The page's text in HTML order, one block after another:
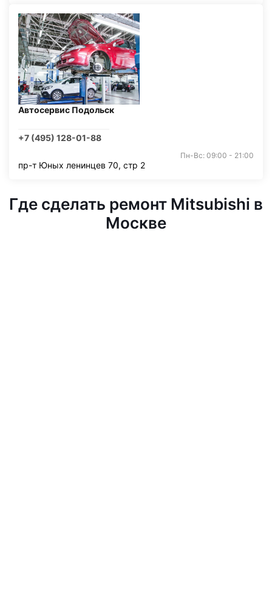
Автосервис Подольск
+7 (495) 128-01-88
Пн-Вс: 09:00 - 21:00
пр-т Юных ленинцев 70, стр 2
Где сделать ремонт Mitsubishi в
Москве